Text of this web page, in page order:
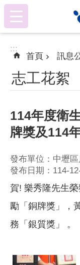
跳到主要內容區塊
:::
:::
首頁 訊息
志工花絮
114年度衛
牌獎及114
發布單位：中壢
發布日期：114-
賀! 樂秀隆先生
勵「銅牌獎」，
務「銀質獎」 。